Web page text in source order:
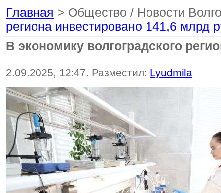
Главная > Общество / Новости
региона инвестировано 141,6 млрд
В экономику волгоградского
2.09.2025, 12:47. Разместил: Lyudmila